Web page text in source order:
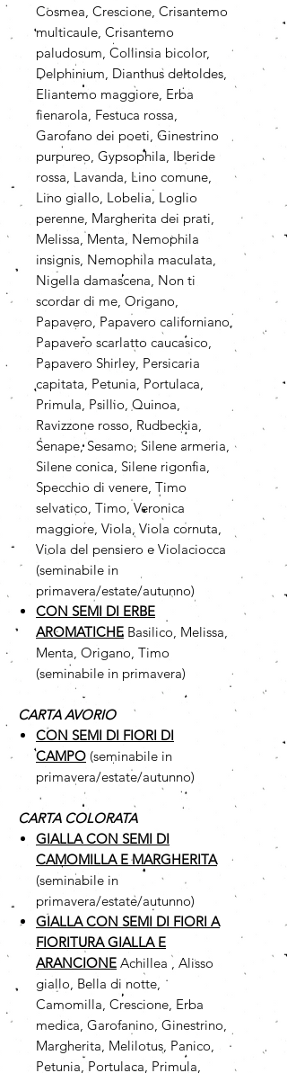
Cosmea, Crescione, Crisantemo
multicaule, Crisantemo
paludosum, Collinsia bicolor,
Delphinium, Dianthus deltoldes,
Eliantemo maggiore, Erba
fienarola, Festuca rossa,
Garofano dei poeti, Ginestrino
purpureo, Gypsophila, Iberide
rossa, Lavanda, Lino comune,
Lino giallo, Lobelia, Loglio
perenne, Margherita dei prati,
Melissa, Menta, Nemophila
insignis, Nemophila maculata,
Nigella damascena, Non ti
scordar di me, Origano,
Papavero, Papavero californiano,
Papavero scarlatto caucasico,
Papavero Shirley, Persicaria
capitata, Petunia, Portulaca,
Primula, Psillio, Quinoa,
Ravizzone rosso, Rudbeckia,
Senape, Sesamo, Silene armeria,
Silene conica, Silene rigonfia,
Specchio di venere, Timo
selvatico, Timo, Veronica
maggiore, Viola, Viola cornuta,
Viola del pensiero e Violaciocca
(seminabile in
primavera/estate/autunno)
CON SEMI DI ERBE
AROMATICHE Basilico, Melissa,
Menta, Origano, Timo
(seminabile in primavera)
CARTA AVORIO
CON SEMI DI FIORI DI
CAMPO (seminabile in
primavera/estate/autunno)
CARTA COLORATA
GIALLA CON SEMI DI
CAMOMILLA E MARGHERITA
(seminabile in
primavera/estate/autunno)
GIALLA CON SEMI DI FIORI A
FIORITURA GIALLA E
ARANCIONE Achillea , Alisso
giallo, Bella di notte,
Camomilla, Crescione, Erba
medica, Garofanino, Ginestrino,
Margherita, Melilotus, Panico,
Petunia, Portulaca, Primula,